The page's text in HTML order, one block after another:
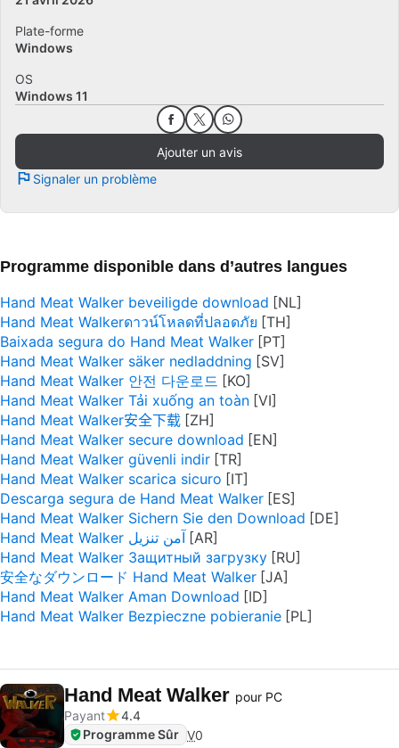
Plate-forme
Windows
OS
Windows 11
Ajouter un avis
Signaler un problème
Programme disponible dans d’autres langues
Hand Meat Walker beveiligde download
Hand Meat Walkerดาวน์โหลดที่ปลอดภัย
Baixada segura do Hand Meat Walker
Hand Meat Walker säker nedladdning
Hand Meat Walker 안전 다운로드
Hand Meat Walker Tải xuống an toàn
Hand Meat Walker安全下载
Hand Meat Walker secure download
Hand Meat Walker güvenli indir
Hand Meat Walker scarica sicuro
Descarga segura de Hand Meat Walker
Hand Meat Walker Sichern Sie den Download
Hand Meat Walker آمن تنزيل
Hand Meat Walker Защитный загрузку
安全なダウンロード Hand Meat Walker
Hand Meat Walker Aman Download
Hand Meat Walker Bezpieczne pobieranie
Hand Meat Walker pour PC
Payant
4.4
Programme Sûr V0